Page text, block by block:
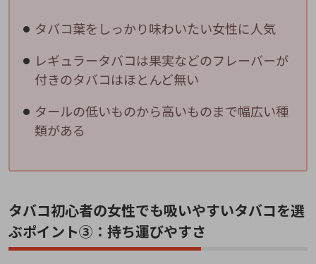
タバコ葉をしっかり味わいたい女性に人気
レギュラータバコは果実などのフレーバーが
付きのタバコはほとんど無い
タールの低いものから高いものまで幅広い種
類がある
タバコ初心者の女性でも吸いやすいタバコを選
ぶポイント③：持ち運びやすさ